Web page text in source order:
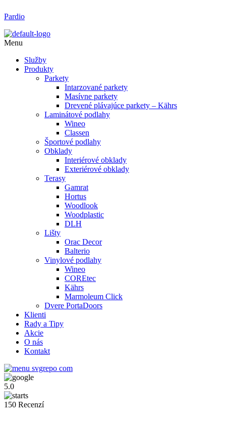
Pardio
Menu
Služby
Produkty
Parkety
Intarzované parkety
Masívne parkety
Drevené plávajúce parkety – Kährs
Laminátové podlahy
Wineo
Classen
Športové podlahy
Obklady
Interiérové obklady
Exteriérové obklady
Terasy
Gamrat
Hortus
Woodlook
Woodplastic
DLH
Lišty
Orac Decor
Balterio
Vinylové podlahy
Wineo
COREtec
Kährs
Marmoleum Click
Dvere PortaDoors
Klienti
Rady a Tipy
Akcie
O nás
Kontakt
5.0
150 Recenzí